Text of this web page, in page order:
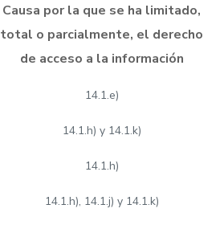
Causa por la que se ha limitado,
total o parcialmente, el derecho
de acceso a la información
14.1.e)
14.1.h) y 14.1.k)
14.1.h)
14.1.h), 14.1.j) y 14.1.k)